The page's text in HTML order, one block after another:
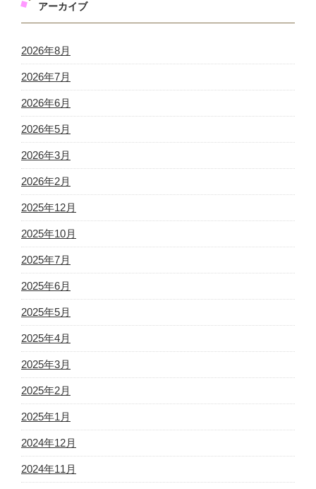
アーカイブ
2026年8月
2026年7月
2026年6月
2026年5月
2026年3月
2026年2月
2025年12月
2025年10月
2025年7月
2025年6月
2025年5月
2025年4月
2025年3月
2025年2月
2025年1月
2024年12月
2024年11月